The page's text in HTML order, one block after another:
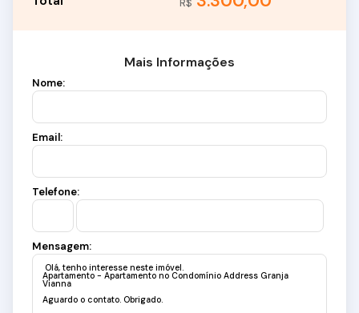
R$
Mais Informações
Nome:
Email:
Telefone:
Mensagem: